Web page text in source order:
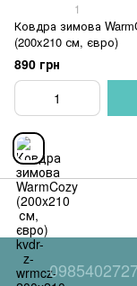
1
Ковдра зимова
(200x210 см, євро)
890 грн